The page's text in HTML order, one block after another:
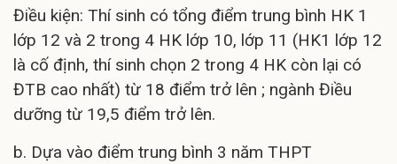
Điều kiện: Thí sinh có tổng điểm trung bình HK 1
lớp 12 và 2 trong 4 HK lớp 10, lớp 11 (HK1 lớp 12
là cố định, thí sinh chọn 2 trong 4 HK còn lại có
ĐTB cao nhất) từ 18 điểm trở lên ; ngành Điều
dưỡng từ 19,5 điểm trở lên.
b. Dựa vào điểm trung bình 3 năm THPT